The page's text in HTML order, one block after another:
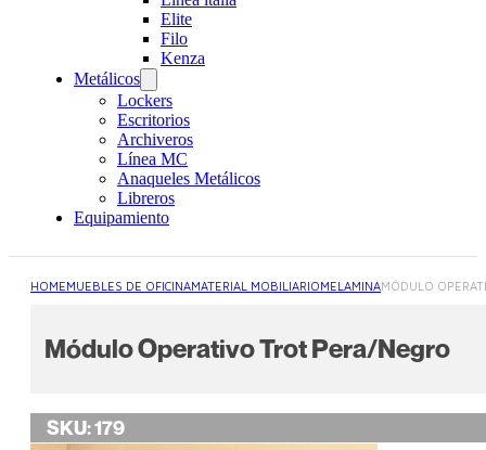
Elite
Filo
Kenza
Metálicos
Lockers
Escritorios
Archiveros
Línea MC
Anaqueles Metálicos
Libreros
Equipamiento
HOMEMUEBLES DE OFICINAMATERIAL MOBILIARIOMELAMINAMÓDULO
Módulo Operativo Trot Pera/negro
SKU:179